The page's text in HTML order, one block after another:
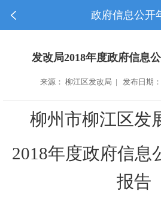
政府信息公开
发改局2018年度政府信息
来源： 柳江区发改局 | 发布日期
柳州市柳江区发
201 8年度政府信息
报告